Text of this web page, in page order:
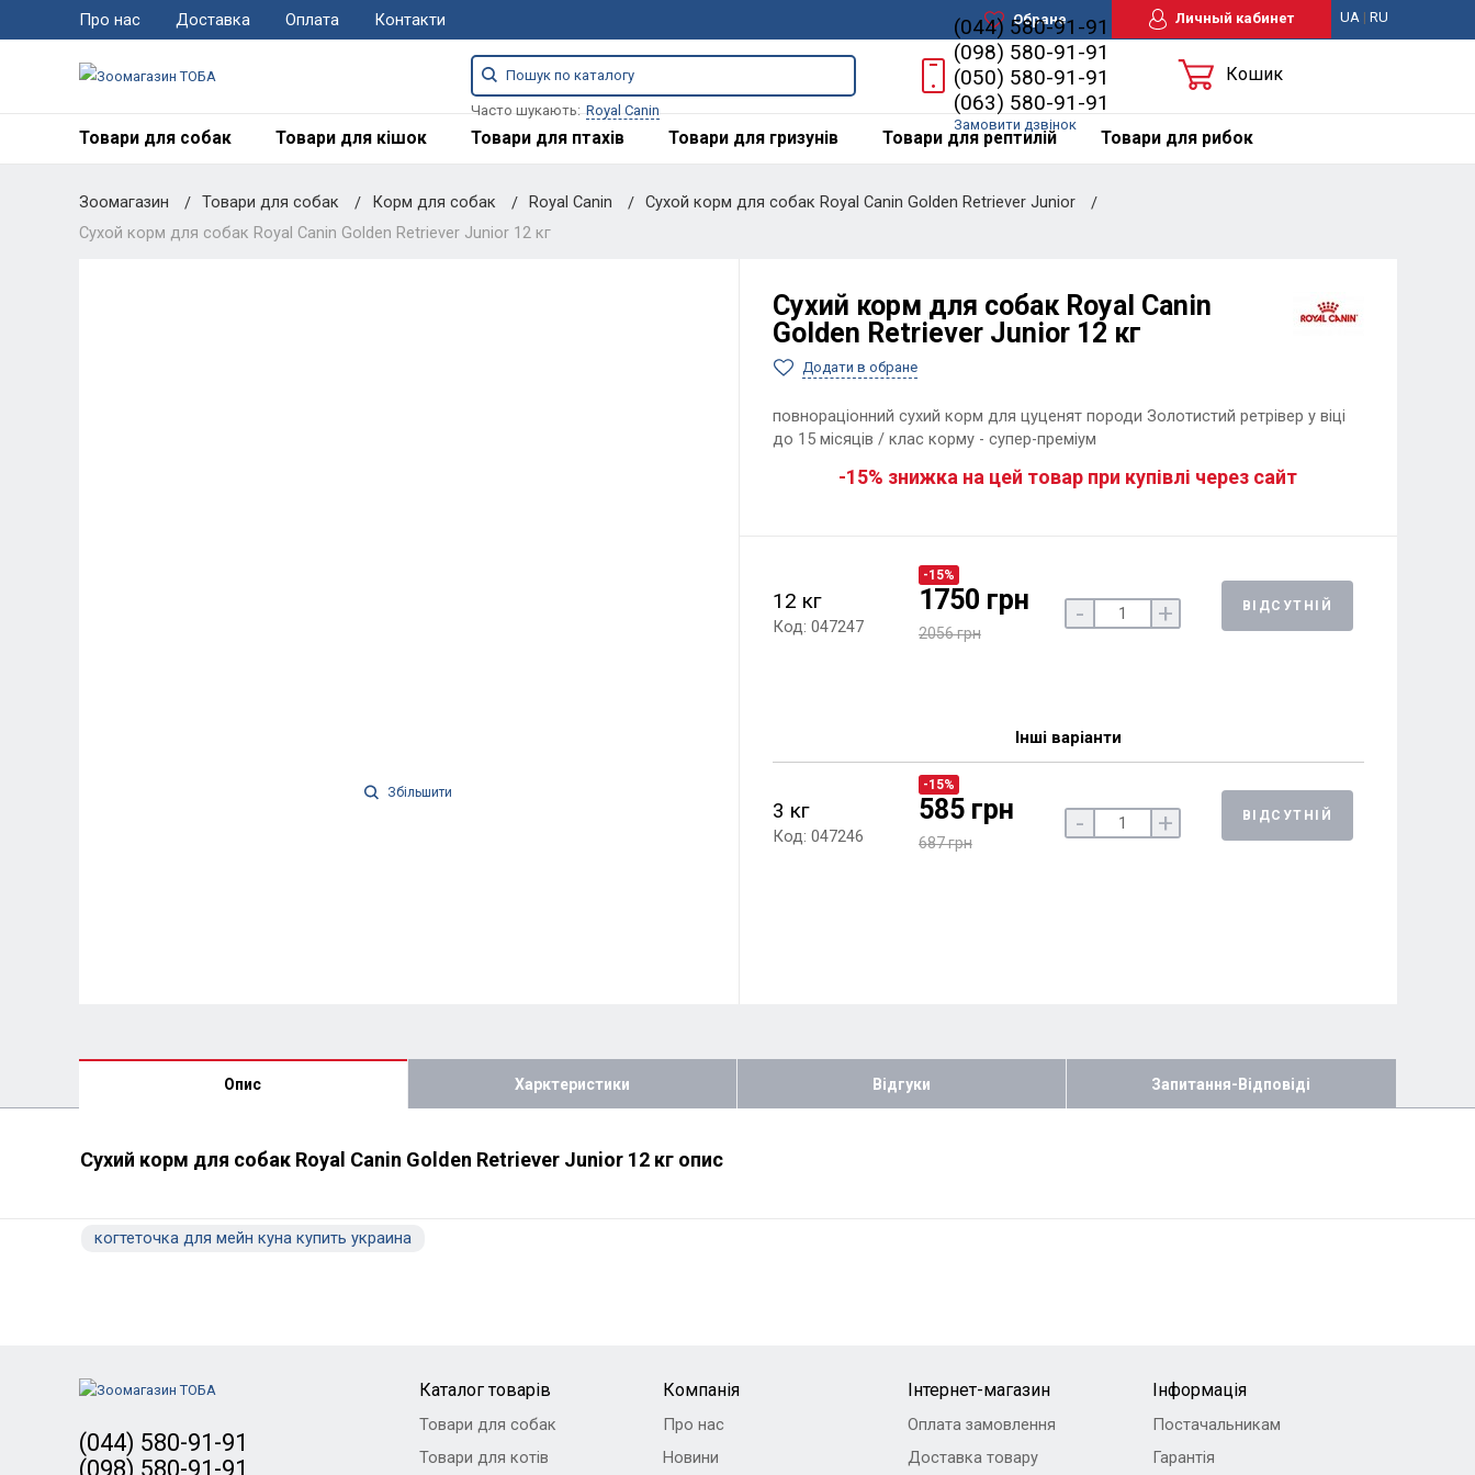
Про нас Доставка Оплата Контакти Обране Личный кабинет UA| RU
Часто шукають: Royal Canin
(044) 580-91-91
(098) 580-91-91
(050) 580-91-91
(063) 580-91-91
Замовити дзвінок
Кошик
Товари для собак Товари для кішок Товари для птахів Товари для гризунів Товари для рептилій Товари для рибок
Зоомагазин Товари для собак Корм для собак Royal Canin
Сухой корм для собак Royal Canin Golden Retriever Junior
Сухой корм для собак Royal Canin Golden Retriever Junior 12 кг
Збільшити
Сухий корм для собак Royal Canin
Golden Retriever Junior 12 кг
Додати в обране
повнораціонний сухий корм для цуценят породи Золотистий ретрівер у віці
до 15 місяців / клас корму - супер-преміум
-15% знижка на цей товар при купівлі через сайт
12 кг
Код: 047247
-15%
1750 грн
2056 грн
- + ВІДСУТНІЙ
Інші варіанти
3 кг
Код: 047246
-15%
585 грн
687 грн
- + ВІДСУТНІЙ
Опис Харктеристики Відгуки Запитання-Відповіді
Сухий корм для собак Royal Canin Golden Retriever Junior 12 кг опис
когтеточка для мейн куна купить украина
(044) 580-91-91
(098) 580-91-91
Каталог товарів
Товари для собак
Товари для котів
Компанія
Про нас
Новини
Інтернет-магазин
Оплата замовлення
Доставка товару
Інформація
Постачальникам
Гарантія